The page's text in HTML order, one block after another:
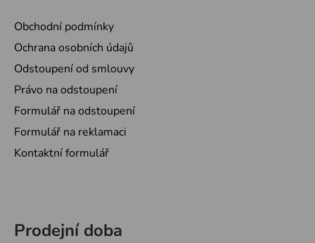
Obchodní podmínky
Ochrana osobních údajů
Odstoupení od smlouvy
Právo na odstoupení
Formulář na odstoupení
Formulář na reklamaci
Kontaktní formulář
Prodejní doba